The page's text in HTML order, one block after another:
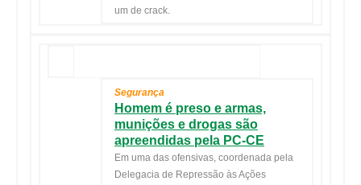
um de crack.
Segurança
Homem é preso e armas,
munições e drogas são
apreendidas pela PC-CE
Em uma das ofensivas, coordenada pela
Delegacia de Repressão às Ações